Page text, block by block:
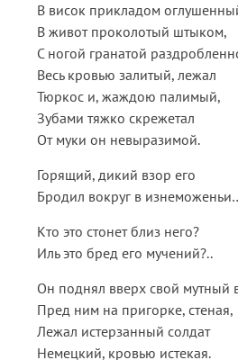
В висок прикладом
В живот проколотый штыком,
С ногой гранатой
Весь кровью залитый, лежал
Тюркос и, жаждою палимый,
Зубами тяжко скрежетал
От муки он невыразимой.
Горящий, дикий взор его
Бродил вокруг в
Кто это стонет близ него?
Иль это бред его мучений?..
Он поднял вверх свой мутный
Пред ним на пригорке, стеная,
Лежал истерзанный солдат
Немецкий, кровью истекая.